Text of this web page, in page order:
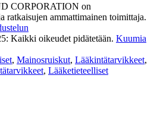
CORPORATION on
ratkaisujen ammattimainen toimittaja.
Kaikki oikeudet pidätetään. Kuumia
, Mainosruiskut, Lääkintätarvikkeet,
, Lääketieteelliset